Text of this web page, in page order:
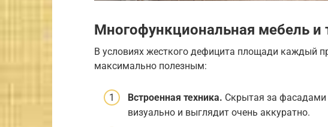
Многофункциональная мебель и
В условиях жесткого дефицита площади каждый
максимально полезным:
Встроенная техника. Скрытая за фасадами
визуально и выглядит очень аккуратно.